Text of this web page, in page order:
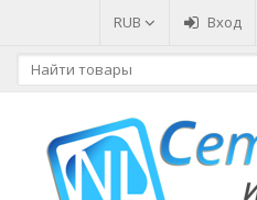
RUB Вход